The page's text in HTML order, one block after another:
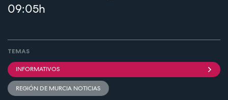
09:05h
TEMAS
INFORMATIVOS
REGIÓN DE MURCIA NOTICIAS